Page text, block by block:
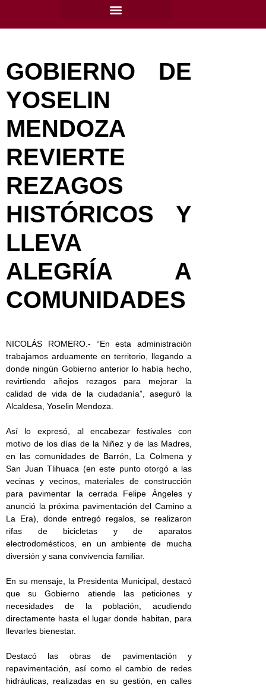
GOBIERNO DE
YOSELIN
MENDOZA
REVIERTE
REZAGOS
HISTÓRICOS Y
LLEVA
ALEGRÍA A
COMUNIDADES
NICOLÁS ROMERO.- “En esta administración
trabajamos arduamente en territorio, llegando a
donde ningún Gobierno anterior lo había hecho,
revirtiendo añejos rezagos para mejorar la
calidad de vida de la ciudadanía”, aseguró la
Alcaldesa, Yoselin Mendoza.
Así lo expresó, al encabezar festivales con
motivo de los días de la Niñez y de las Madres,
en las comunidades de Barrón, La Colmena y
San Juan Tlihuaca (en este punto otorgó a las
vecinas y vecinos, materiales de construcción
para pavimentar la cerrada Felipe Ángeles y
anunció la próxima pavimentación del Camino a
La Era), donde entregó regalos, se realizaron
rifas de bicicletas y de aparatos
electrodomésticos, en un ambiente de mucha
diversión y sana convivencia familiar.
En su mensaje, la Presidenta Municipal, destacó
que su Gobierno atiende las peticiones y
necesidades de la población, acudiendo
directamente hasta el lugar donde habitan, para
llevarles bienestar.
Destacó las obras de pavimentación y
repavimentación, así como el cambio de redes
hidráulicas, realizadas en su gestión, en calles